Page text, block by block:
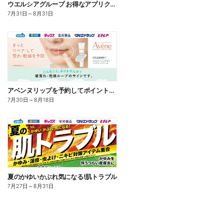
ウエルシアグループ お得なアプリクーポン
7月31日 ～8月31日
アベンヌリップを予約してポイントゲット!
7月30日 ～8月18日
夏のかゆいかぶれ気になる!肌トラブル
7月27日 ～8月31日